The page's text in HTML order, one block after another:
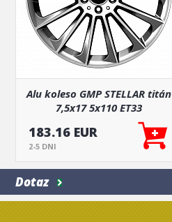
Alu koleso GMP STELLAR titán
7,5x17 5x110 ET33
183.16 EUR
2-5 DNI
Dotaz